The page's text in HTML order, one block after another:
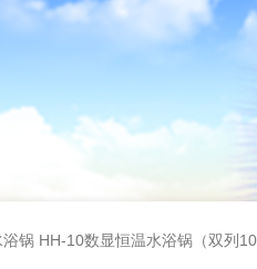
浴锅 HH-10数显恒温水浴锅（双列